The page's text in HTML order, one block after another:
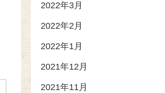
2022年3月
2022年2月
2022年1月
2021年12月
2021年11月